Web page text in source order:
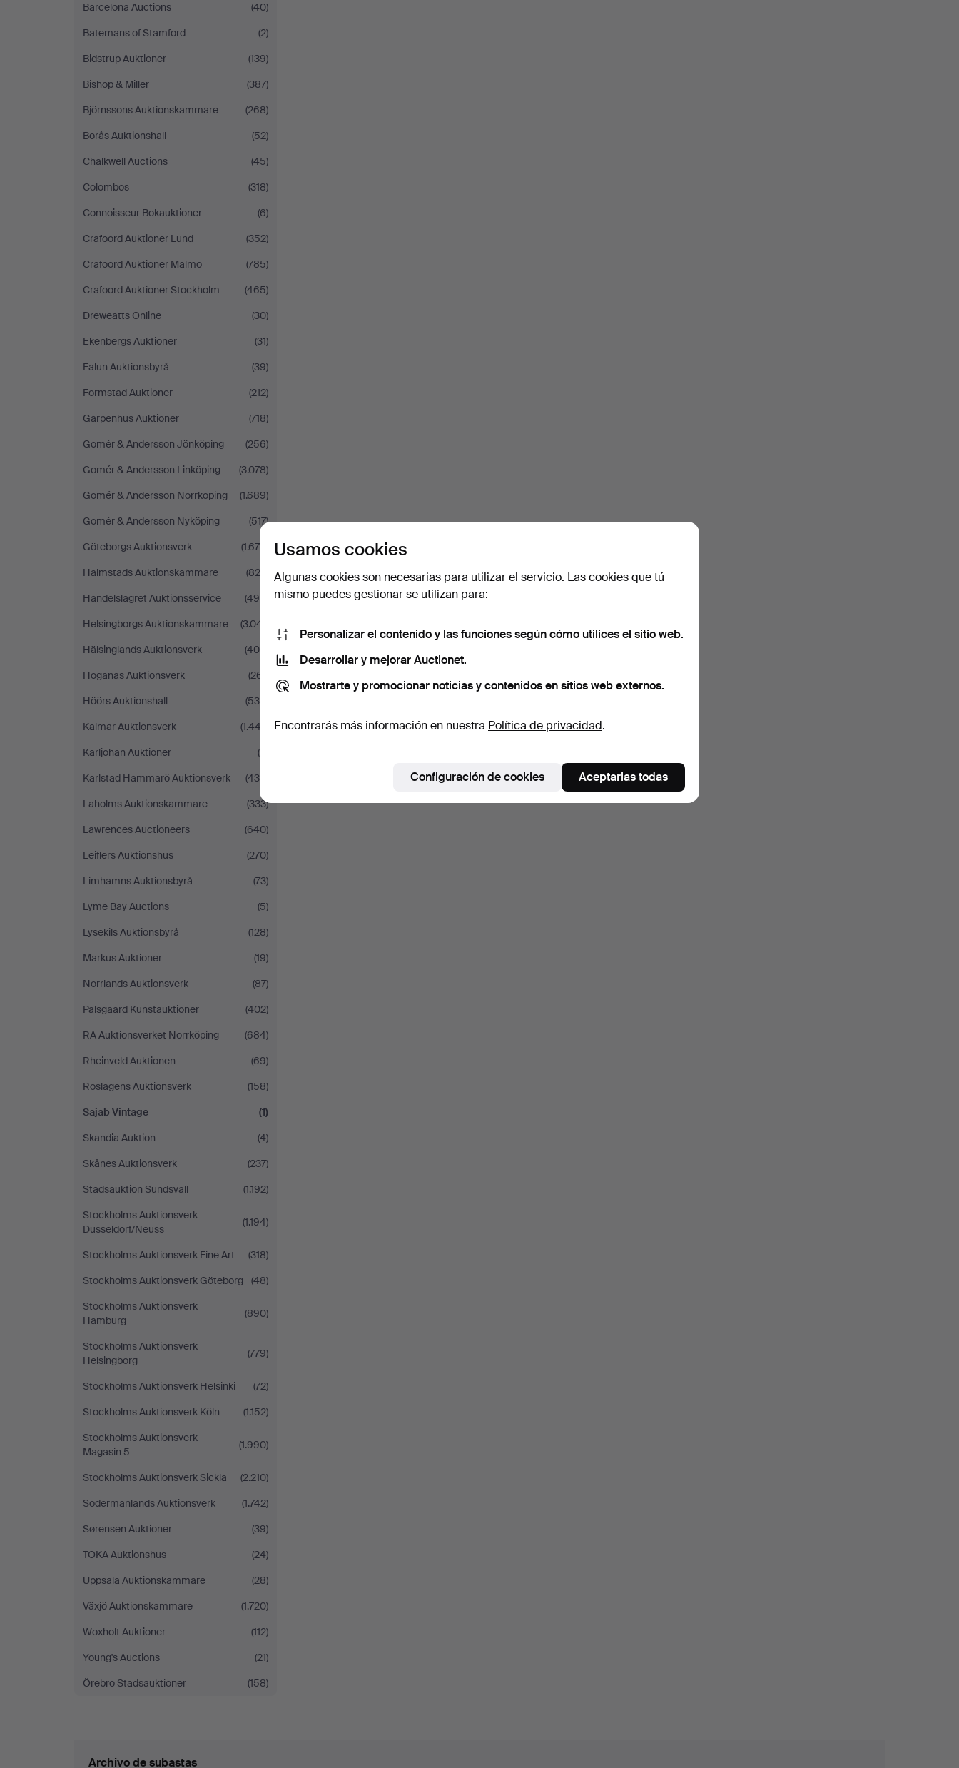
Barcelona Auctions
(40)
Batemans of Stamford
(2)
Bidstrup Auktioner
(139)
Bishop & Miller
(387)
Björnssons Auktionskammare
(268)
Borås Auktionshall
(52)
Chalkwell Auctions
(45)
Colombos
(318)
Connoisseur Bokauktioner
(6)
Crafoord Auktioner Lund
(352)
Crafoord Auktioner Malmö
(785)
Crafoord Auktioner Stockholm
(465)
Dreweatts Online
(30)
Ekenbergs Auktioner
(31)
Falun Auktionsbyrå
(39)
Formstad Auktioner
(212)
Garpenhus Auktioner
(718)
Gomér & Andersson Jönköping
(256)
Gomér & Andersson Linköping
(3.078)
Gomér & Andersson Norrköping
(1.689)
Gomér & Andersson Nyköping
(517)
Göteborgs Auktionsverk
(1.678)
Halmstads Auktionskammare
(822)
Handelslagret Auktionsservice
(490)
Helsingborgs Auktionskammare
(3.041)
Hälsinglands Auktionsverk
(408)
Höganäs Auktionsverk
(261)
Höörs Auktionshall
(539)
Kalmar Auktionsverk
(1.447)
Karljohan Auktioner
(9)
Karlstad Hammarö Auktionsverk
(436)
Laholms Auktionskammare
(333)
Lawrences Auctioneers
(640)
Leiflers Auktionshus
(270)
Limhamns Auktionsbyrå
(73)
Lyme Bay Auctions
(5)
Lysekils Auktionsbyrå
(128)
Markus Auktioner
(19)
Norrlands Auktionsverk
(87)
Palsgaard Kunstauktioner
(402)
RA Auktionsverket Norrköping
(684)
Rheinveld Auktionen
(69)
Roslagens Auktionsverk
(158)
Sajab Vintage
(1)
Skandia Auktion
(4)
Skånes Auktionsverk
(237)
Stadsauktion Sundsvall
(1.192)
Stockholms Auktionsverk
Düsseldorf/Neuss
(1.194)
Stockholms Auktionsverk Fine Art
(318)
Stockholms Auktionsverk Göteborg
(48)
Stockholms Auktionsverk
Hamburg
(890)
Stockholms Auktionsverk
Helsingborg
(779)
Stockholms Auktionsverk Helsinki
(72)
Stockholms Auktionsverk Köln
(1.152)
Stockholms Auktionsverk
Magasin 5
(1.990)
Stockholms Auktionsverk Sickla
(2.210)
Södermanlands Auktionsverk
(1.742)
Sørensen Auktioner
(39)
TOKA Auktionshus
(24)
Uppsala Auktionskammare
(28)
Växjö Auktionskammare
(1.720)
Woxholt Auktioner
(112)
Young's Auctions
(21)
Örebro Stadsauktioner
(158)
Archivo de subastas
Usamos cookies
Algunas cookies son necesarias para utilizar el servicio. Las cookies que tú
mismo puedes gestionar se utilizan para:
Personalizar el contenido y las funciones según cómo utilices el sitio web.
Desarrollar y mejorar Auctionet.
Mostrarte y promocionar noticias y contenidos en sitios web externos.
Encontrarás más información en nuestra Política de privacidad.
Configuración de cookies Aceptarlas todas